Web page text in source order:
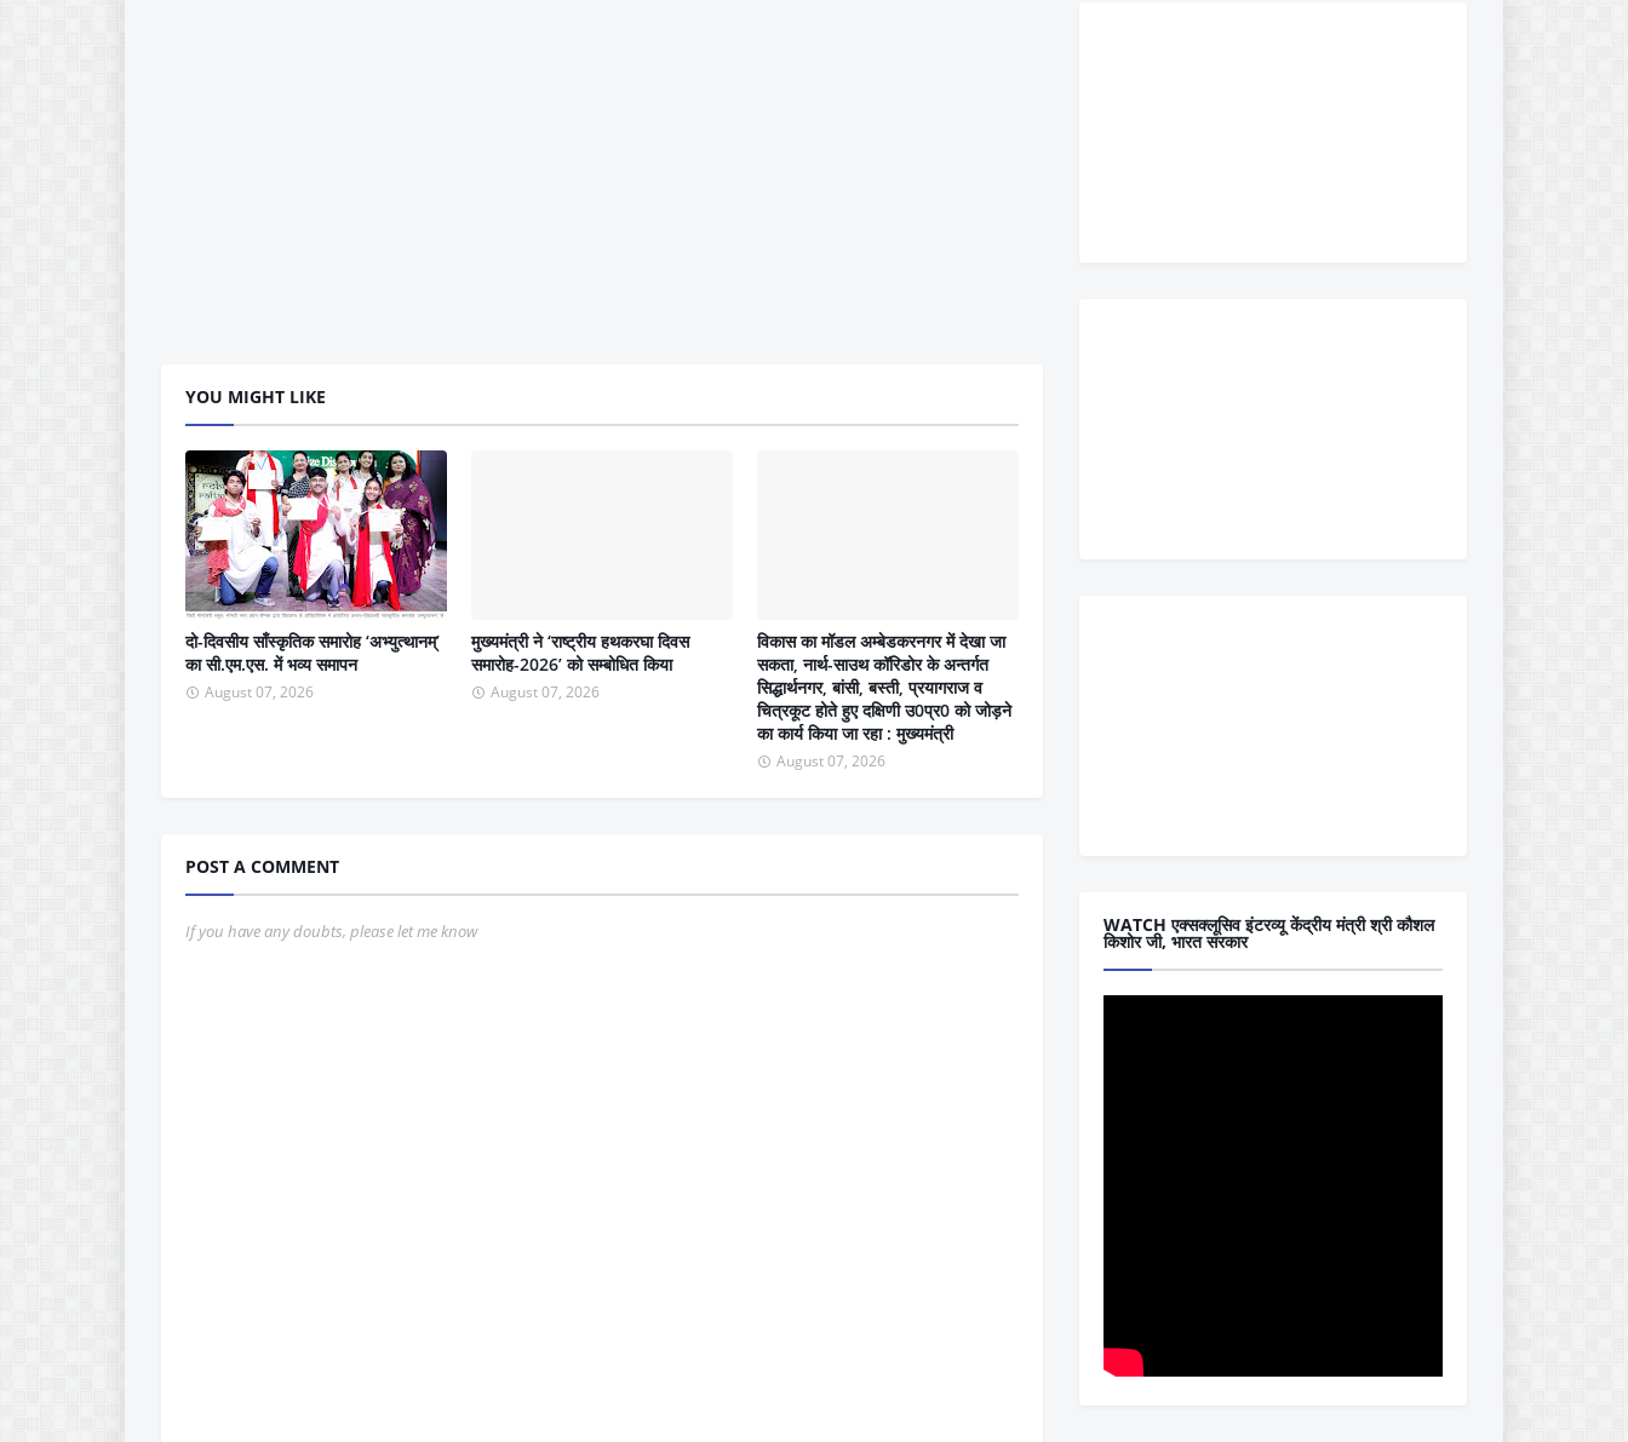
YOU MIGHT LIKE
दो-दिवसीय साँस्कृतिक समारोह ‘अभ्युत्थानम्’
का सी.एम.एस. में भव्य समापन
August 07, 2026
मुख्यमंत्री ने ‘राष्ट्रीय हथकरघा दिवस
समारोह-2026’ को सम्बोधित किया
August 07, 2026
विकास का मॉडल अम्बेडकरनगर में देखा जा
सकता, नार्थ-साउथ कॉरिडोर के अन्तर्गत
सिद्धार्थनगर, बांसी, बस्ती, प्रयागराज व
चित्रकूट होते हुए दक्षिणी उ0प्र0 को जोड़ने
का कार्य किया जा रहा : मुख्यमंत्री
August 07, 2026
POST A COMMENT
If you have any doubts, please let me know WATCH एक्सक्लूसिव इंटरव्यू केंद्रीय मंत्री श्री कौशल
किशोर जी, भारत सरकार